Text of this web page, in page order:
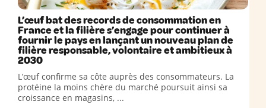
L’œuf bat des records de consommation en
France et la filière s’engage pour continuer à
fournir le pays en lançant un nouveau plan de
filière responsable, volontaire et ambitieux à
2030
L’œuf confirme sa côte auprès des consommateurs. La
protéine la moins chère du marché poursuit ainsi sa
croissance en magasins, ...